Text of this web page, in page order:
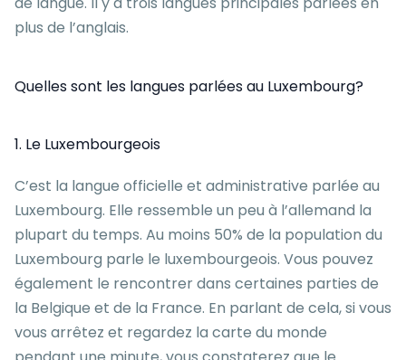
plus de l’anglais.
Quelles sont les langues parlées au Luxembourg?
1. Le Luxembourgeois
C’est la langue officielle et administrative parlée au
Luxembourg. Elle ressemble un peu à l’allemand la
plupart du temps. Au moins 50% de la population du
Luxembourg parle le luxembourgeois. Vous pouvez
également le rencontrer dans certaines parties de
la Belgique et de la France. En parlant de cela, si vous
vous arrêtez et regardez la carte du monde